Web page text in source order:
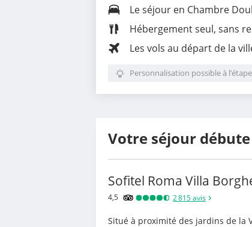
Le séjour en Chambre
Hébergement seul, sans
Les vols au départ de la
Personnalisation possible à
Votre séjour
Sofitel Roma Villa
4,5 2 815avis
Situé à proximité des jardins de la